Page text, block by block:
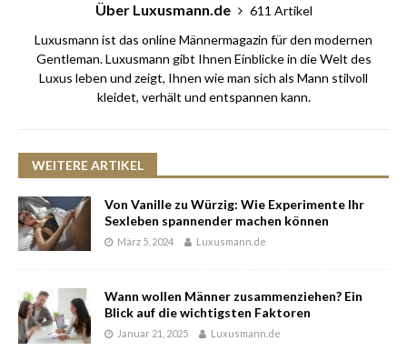
Über Luxusmann.de
611 Artikel
Luxusmann ist das online Männermagazin für den modernen
Gentleman. Luxusmann gibt Ihnen Einblicke in die Welt des
Luxus leben und zeigt, Ihnen wie man sich als Mann stilvoll
kleidet, verhält und entspannen kann.
WEITERE ARTIKEL
Von Vanille zu Würzig: Wie Experimente Ihr
Sexleben spannender machen können
März 5, 2024 Luxusmann.de
Wann wollen Männer zusammenziehen? Ein
Blick auf die wichtigsten Faktoren
Januar 21, 2025 Luxusmann.de